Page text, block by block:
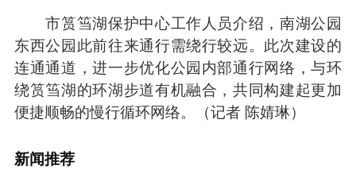
市筼筜湖保护中心工作人员介绍，南湖公园
东西公园此前往来通行需绕行较远。此次建设的
连通通道，进一步优化公园内部通行网络，与环
绕筼筜湖的环湖步道有机融合，共同构建起更加
便捷顺畅的慢行循环网络。（记者 陈婧琳）
新闻推荐